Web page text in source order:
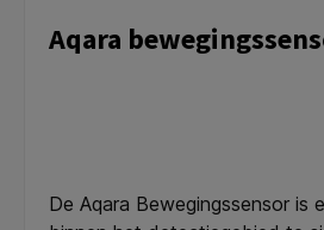
Aqara
De Aqara Bewegingssensor is